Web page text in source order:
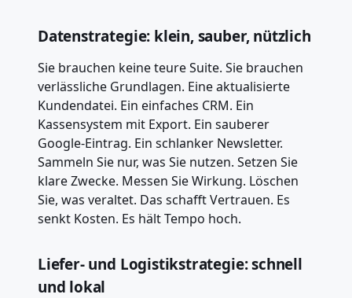
Datenstrategie: klein, sauber, nützlich
Sie brauchen keine teure Suite. Sie brauchen
verlässliche Grundlagen. Eine aktualisierte
Kundendatei. Ein einfaches CRM. Ein
Kassensystem mit Export. Ein sauberer
Google-Eintrag. Ein schlanker Newsletter.
Sammeln Sie nur, was Sie nutzen. Setzen Sie
klare Zwecke. Messen Sie Wirkung. Löschen
Sie, was veraltet. Das schafft Vertrauen. Es
senkt Kosten. Es hält Tempo hoch.
Liefer- und Logistikstrategie: schnell
und lokal